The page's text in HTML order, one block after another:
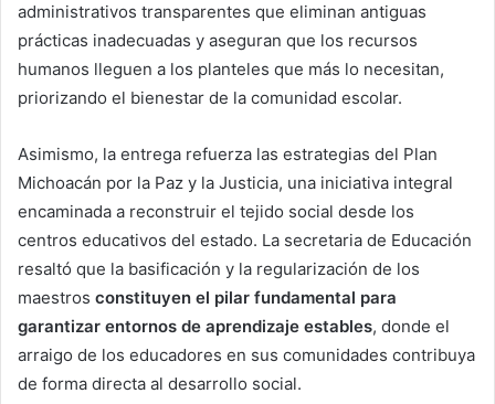
administrativos transparentes que eliminan antiguas
prácticas inadecuadas y aseguran que los recursos
humanos lleguen a los planteles que más lo necesitan,
priorizando el bienestar de la comunidad escolar.
Asimismo, la entrega refuerza las estrategias del Plan
Michoacán por la Paz y la Justicia, una iniciativa integral
encaminada a reconstruir el tejido social desde los
centros educativos del estado. La secretaria de Educación
resaltó que la basificación y la regularización de los
maestros constituyen el pilar fundamental para
garantizar entornos de aprendizaje estables, donde el
arraigo de los educadores en sus comunidades contribuya
de forma directa al desarrollo social.